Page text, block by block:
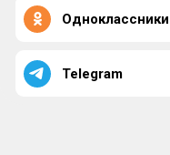
Одноклассники
Telegram